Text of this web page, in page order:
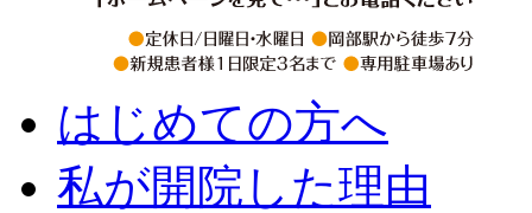
はじめての方へ
私が開院した理由